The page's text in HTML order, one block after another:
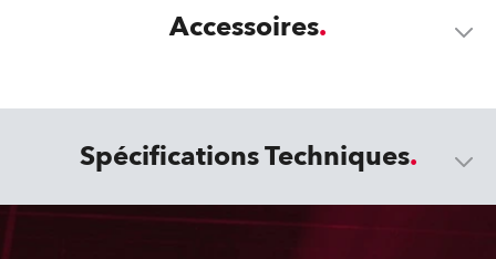
Accessoires
Spécifications Techniques